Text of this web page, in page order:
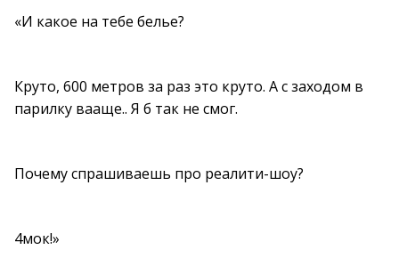
«И какое на тебе белье?
Круто, 600 метров за раз это круто. А с заходом в
парилку вааще.. Я б так не смог.
Почему спрашиваешь про реалити-шоу?
4мок!»